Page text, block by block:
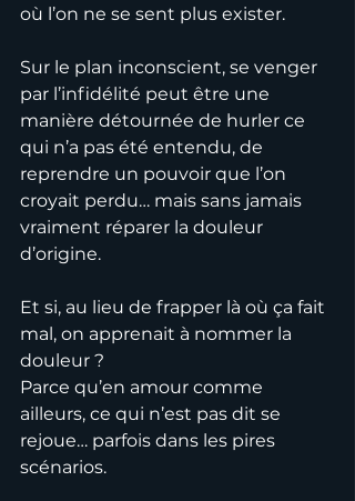
où l’on ne se sent plus exister.
Sur le plan inconscient, se venger
par l’infidélité peut être une
manière détournée de hurler ce
qui n’a pas été entendu, de
reprendre un pouvoir que l’on
croyait perdu… mais sans jamais
vraiment réparer la douleur
d’origine.
Et si, au lieu de frapper là où ça fait
mal, on apprenait à nommer la
douleur ?
Parce qu’en amour comme
ailleurs, ce qui n’est pas dit se
rejoue… parfois dans les pires
scénarios.